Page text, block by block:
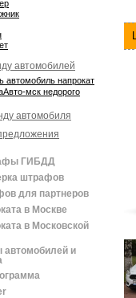
автомобилей
мск недорого
автомобиля
ГИБДД
штрафов
для партнеров
в Москве